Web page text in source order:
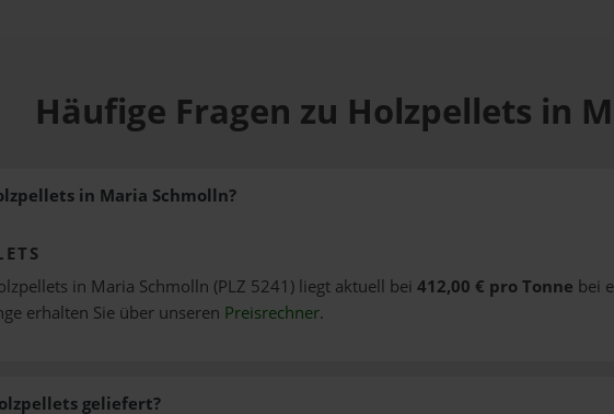
Häufige Fragen zu Holzpellets in
in Maria Schmolln?
in Maria Schmolln (PLZ 5241) liegt aktuell bei 412,00 € pro Tonne bei
erhalten Sie über unseren Preisrechner.
geliefert?